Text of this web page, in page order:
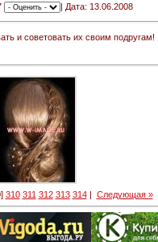
| Дата: 13.06.2008
и советовать их своим подругам!
] 310 311 312 313 314| Следующая »